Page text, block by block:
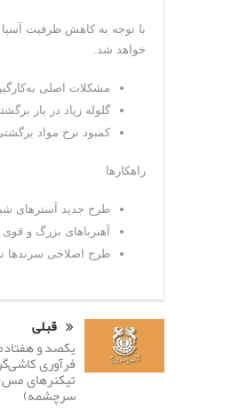
با توجه به کاهش ظرفیت
خواهد شد.
مشکلات اصلی
گلوله زیاد در بار
کمبود نرخ مواد برگشتی برای
راهکارها
طرح جدید آسترهای شبکه
آهنرباهای بزرگ و
طرح اصلاحی سرندها نصب شود و
قبلی
یکصد و
فرآوری
تیکنرهای
سرچشمه)